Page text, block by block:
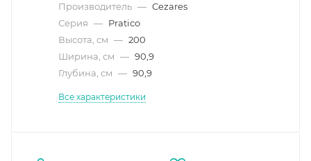
Производитель — Cezares
Серия — Pratico
Высота, см — 200
Ширина, см — 90,9
Глубина, см — 90,9
Все характеристики